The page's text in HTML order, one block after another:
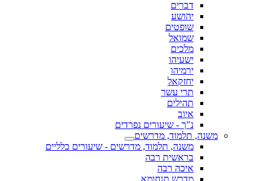
דברים
יהושע
שופטים
שמואל
מלכים
ישעיהו
ירמיהו
יחזקאל
תרי עשר
תהילים
איוב
נ"ך - שיעורים נפרדים
משנה, תלמוד, מדרשים
משנה, תלמוד, מדרשים - שיעורים כלליים
בראשית רבה
איכה רבה
מדרש תנחומא